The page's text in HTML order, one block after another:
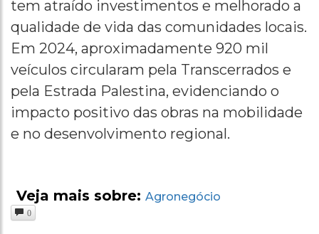
tem atraído investimentos e melhorado a
qualidade de vida das comunidades locais.
Em 2024, aproximadamente 920 mil
veículos circularam pela Transcerrados e
pela Estrada Palestina, evidenciando o
impacto positivo das obras na mobilidade
e no desenvolvimento regional.
Veja mais sobre: Agronegócio
0